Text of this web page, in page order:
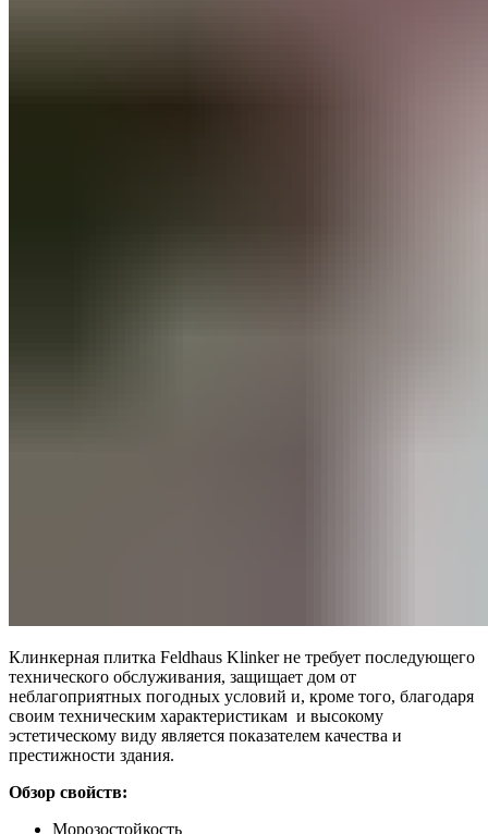
Клинкерная плитка Feldhaus Klinker не требует последующего
технического обслуживания, защищает дом от
неблагоприятных погодных условий и, кроме того, благодаря
своим техническим характеристикам и высокому
эстетическому виду является показателем качества и
престижности здания.
Обзор свойств:
Морозостойкость